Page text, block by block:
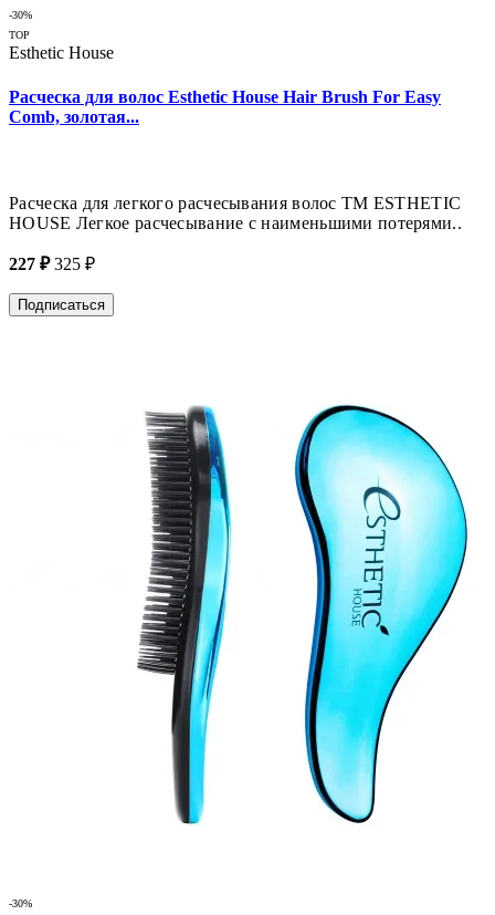
-30%
TOP
Esthetic House
Расческа для волос Esthetic House Hair Brush For Easy
Comb, золотая...
Расческа для легкого расчесывания волос ТМ ESTHETIC
HOUSE Легкое расчесывание с наименьшими потерями..
227 ₽ 325 ₽
Подписаться
-30%